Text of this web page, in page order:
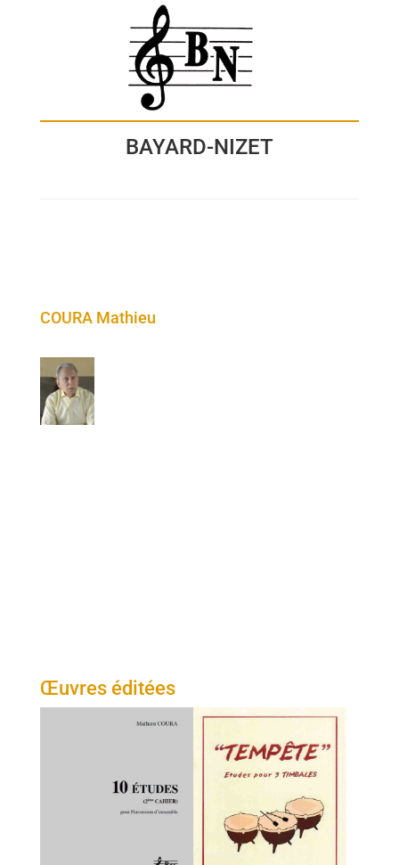
BAYARD-NIZET
COURA Mathieu
Œuvres éditées